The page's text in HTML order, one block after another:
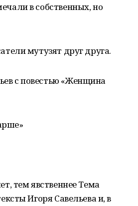
в собственных, но
мутузят друг друга.
с повестью «Женщина
тем явственнее Тема
Игоря Савельева и, в